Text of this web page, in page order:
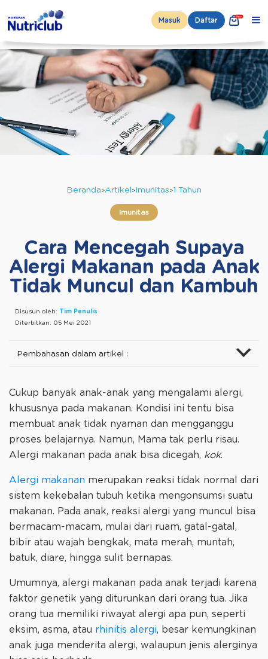
Masuk Daftar
Beranda Artikel Imunitas 1 Tahun
Imunitas
Cara Mencegah Supaya
Alergi Makanan pada Anak
Tidak Muncul dan Kambuh
Disusun oleh: Tim Penulis
Diterbitkan: 05 Mei 2021
Pembahasan dalam artikel :
Cukup banyak anak-anak yang mengalami alergi,
khususnya pada makanan. Kondisi ini tentu bisa
membuat anak tidak nyaman dan mengganggu
proses belajarnya. Namun, Mama tak perlu risau.
Alergi makanan pada anak bisa dicegah, kok.
Alergi makanan merupakan reaksi tidak normal dari
sistem kekebalan tubuh ketika mengonsumsi suatu
makanan. Pada anak, reaksi alergi yang muncul bisa
bermacam-macam, mulai dari ruam, gatal-gatal,
bibir atau wajah bengkak, mata merah, muntah,
batuk, diare, hingga sulit bernapas.
Umumnya, alergi makanan pada anak terjadi karena
faktor genetik yang diturunkan dari orang tua. Jika
orang tua memiliki riwayat alergi apa pun, seperti
eksim, asma, atau rhinitis alergi, besar kemungkinan
anak juga menderita alergi, walaupun jenis alerginya